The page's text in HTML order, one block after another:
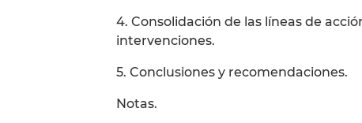
4. Consolidación de las líneas de
intervenciones.
5. Conclusiones y recomendaciones.
Notas.